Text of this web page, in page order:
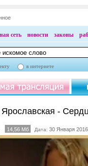
сеть новости законы
в интернете
-
14,56 Мб Дата: 30 Января